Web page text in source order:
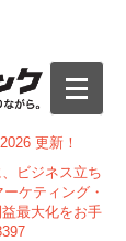
2026 更新！
ビジネス立ち
ケティング・
最大化をお手